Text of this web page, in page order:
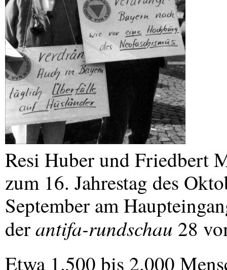
Resi Huber und Friedbert
zum 16. Jahrestag des
September am
derantifa-rundschau 28
Etwa 1.500 bis 2.000